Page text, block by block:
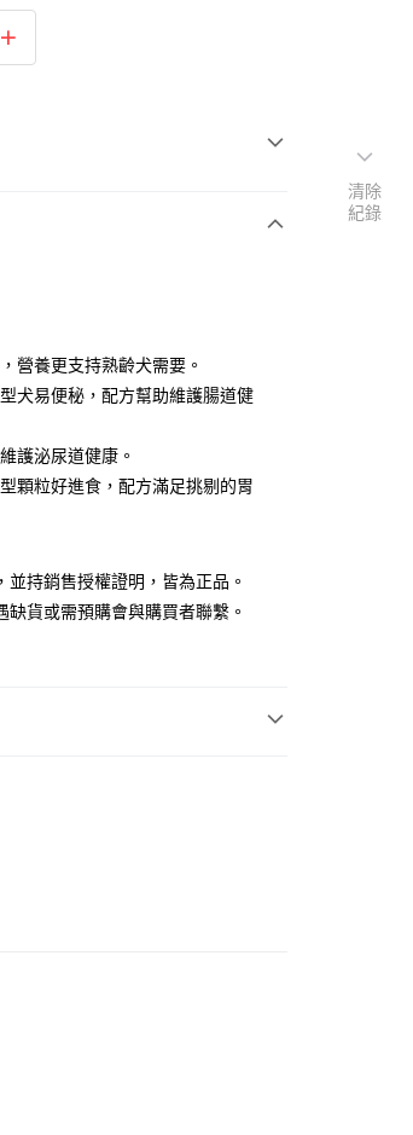
上)免運費
營養更支持熟齡犬需要。
犬易便秘，配方幫助維護腸道健
護泌尿道健康。
顆粒好進食，配方滿足挑剔的胃
持銷售授權證明，皆為正品。
貨或需預購會與購買者聯繫。
清除
紀錄